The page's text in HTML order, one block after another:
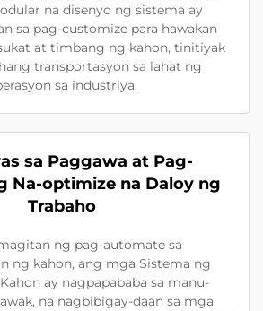
na disenyo ng sistema ay
sa pag-customize para hawakan
at timbang ng kahon, tinitiyak
transportasyon sa lahat ng
sa industriya.
sa Paggawa at Pag-
Na-optimize na Daloy ng
Trabaho
ng pag-automate sa
ng kahon, ang mga Sistema ng
ay nagpapababa sa manu-
na nagbibigay-daan sa mga